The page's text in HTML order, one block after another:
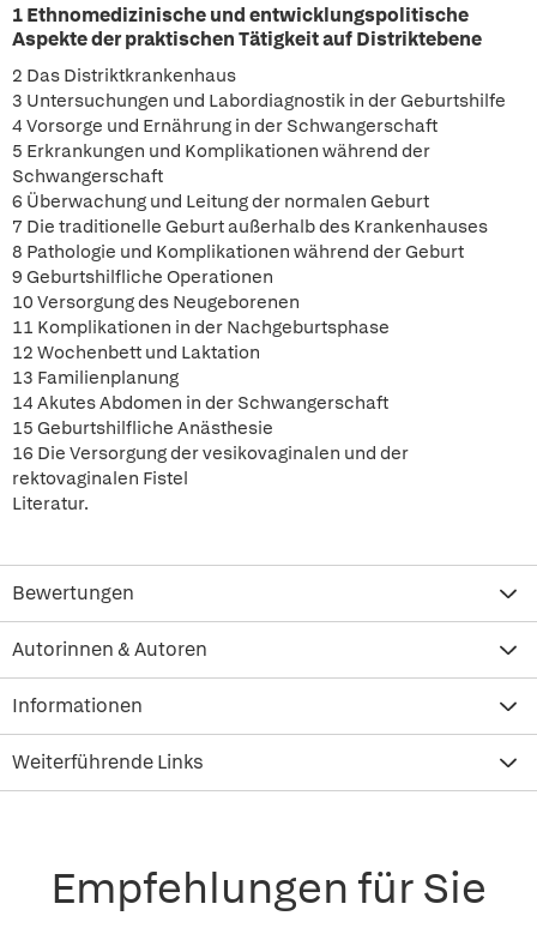
1 Ethnomedizinische und entwicklungspolitische
Aspekte der praktischen Tätigkeit auf Distriktebene
2 Das Distriktkrankenhaus
3 Untersuchungen und Labordiagnostik in der Geburtshilfe
4 Vorsorge und Ernährung in der Schwangerschaft
5 Erkrankungen und Komplikationen während der
Schwangerschaft
6 Überwachung und Leitung der normalen Geburt
7 Die traditionelle Geburt außerhalb des Krankenhauses
8 Pathologie und Komplikationen während der Geburt
9 Geburtshilfliche Operationen
10 Versorgung des Neugeborenen
11 Komplikationen in der Nachgeburtsphase
12 Wochenbett und Laktation
13 Familienplanung
14 Akutes Abdomen in der Schwangerschaft
15 Geburtshilfliche Anästhesie
16 Die Versorgung der vesikovaginalen und der
rektovaginalen Fistel
Literatur.
Bewertungen
Autorinnen & Autoren
Informationen
Weiterführende Links
Empfehlungen für Sie